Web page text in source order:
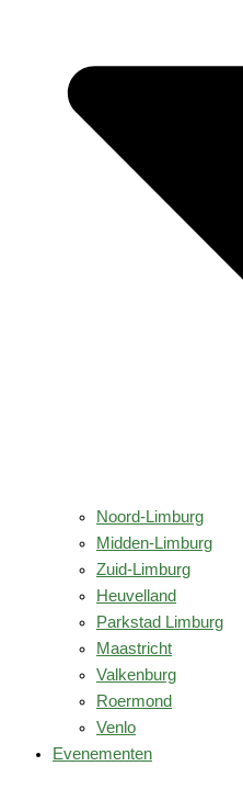
Noord-Limburg
Midden-Limburg
Zuid-Limburg
Heuvelland
Parkstad Limburg
Maastricht
Valkenburg
Roermond
Venlo
Evenementen